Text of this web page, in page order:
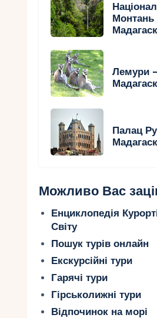
Лемури
Палац
Можливо Вас
Енциклопедія
Світу
Пошук турів онлайн
Екскурсійні тури
Гарячі тури
Гірськолижні тури
Відпочинок на морі